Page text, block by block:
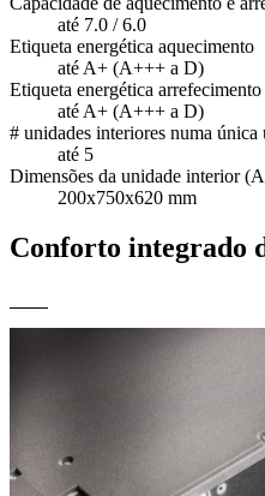
até 7.0 / 6.0
Etiqueta energética aquecimento
até A+ (A+++ a D)
Etiqueta energética arrefecimento
até A+ (A+++ a D)
# unidades interiores numa
até 5
Dimensões da unidade interior
200x750x620 mm
Conforto integrado